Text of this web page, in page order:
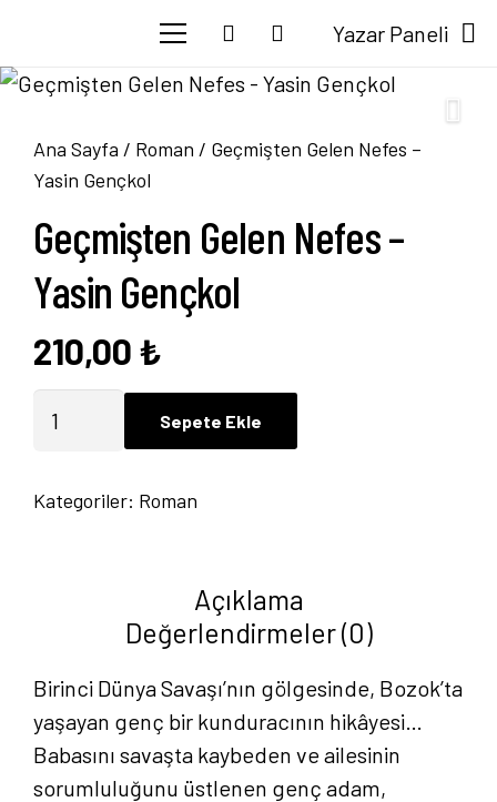
Yazar Paneli
Ana Sayfa / Roman / Geçmişten Gelen Nefes –
Yasin Gençkol
Geçmişten Gelen Nefes –
Yasin Gençkol
210,00 ₺
Gelen
-
Sepete Ekle
Kategoriler: Roman
Açıklama
Değerlendirmeler (0)
Birinci Dünya Savaşı’nın gölgesinde, Bozok’ta
yaşayan genç bir kunduracının hikâyesi…
Babasını savaşta kaybeden ve ailesinin
sorumluluğunu üstlenen genç adam,